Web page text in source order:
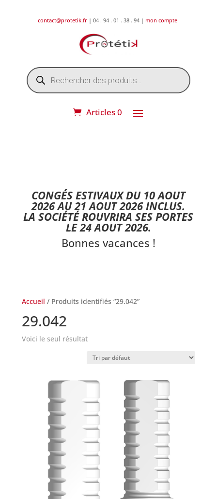
contact@protetik.fr | 04 . 94 . 01 . 38 . 94 | mon compte
Recherche
de
produits
Articles 0
CONGÉS ESTIVAUX DU 10 AOUT
2026 AU 21 AOUT 2026 INCLUS.
LA SOCIÉTÉ ROUVRIRA SES PORTES
LE 24 AOUT 2026.
Bonnes vacances !
Accueil / Produits identifiés “29.042”
29.042
Voici le seul résultat